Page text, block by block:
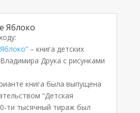
Яблоко
– книга детских
Друка с рисунками
книга была выпущена
“Детская
ти тысячный тираж был